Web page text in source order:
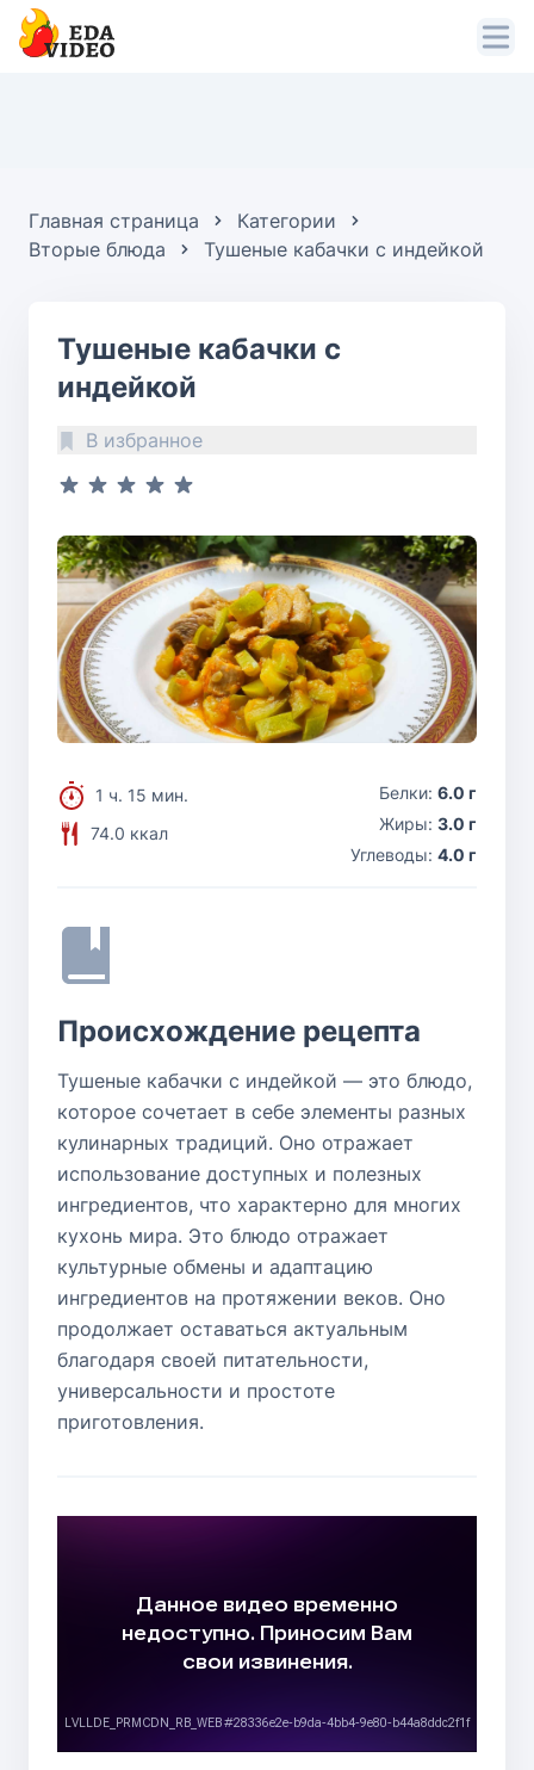
Главная страница
Категории
Вторые блюда
Тушеные кабачки с индейкой
Тушеные кабачки с
индейкой
В избранное
1 ч. 15 мин.
74.0 ккал
Белки: 6.0 г
Жиры: 3.0 г
Углеводы: 4.0 г
Происхождение рецепта
Тушеные кабачки с индейкой — это блюдо,
которое сочетает в себе элементы разных
кулинарных традиций. Оно отражает
использование доступных и полезных
ингредиентов, что характерно для многих
кухонь мира. Это блюдо отражает
культурные обмены и адаптацию
ингредиентов на протяжении веков. Оно
продолжает оставаться актуальным
благодаря своей питательности,
универсальности и простоте
приготовления.